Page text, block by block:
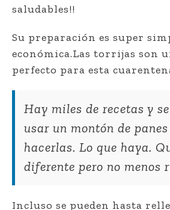
saludables!!
Su preparación es super
económica.Las torrijas son
perfecto para esta
Hay miles de recetas y
usar un montón de
hacerlas. Lo que haya.
diferente pero no menos
Incluso se pueden hasta